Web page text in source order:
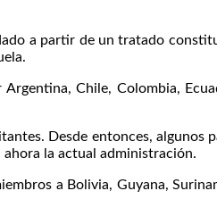
a partir de un tratado
Chile, Colombia,
Desde entonces, algunos
la actual administración.
a Bolivia, Guyana,